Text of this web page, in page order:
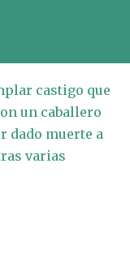
castigo que
un caballero
dado muerte a
varias